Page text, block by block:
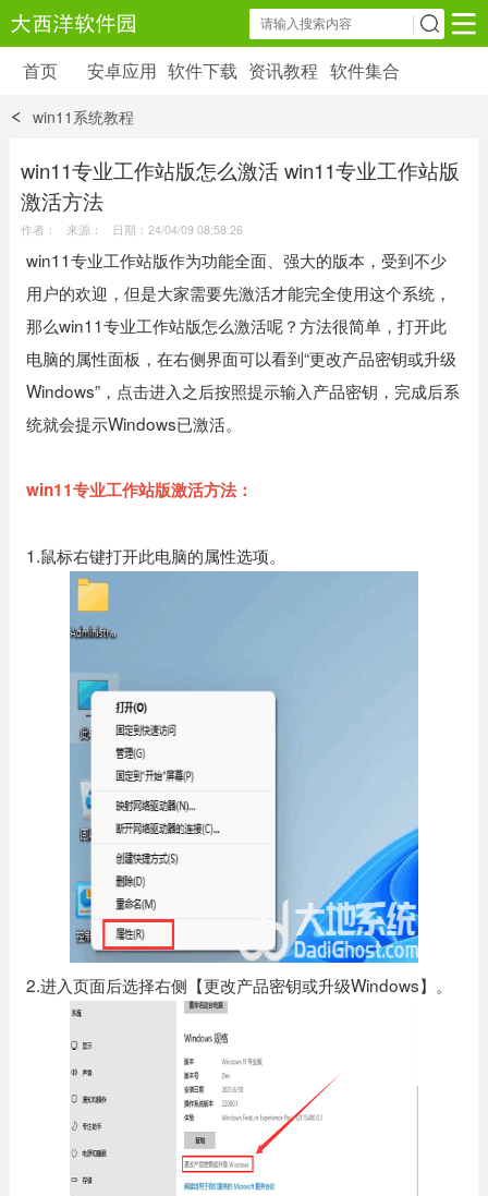
安卓应用 软件下载 资讯教程
6179 款应用
39 款应用
首页 安卓应用 软件下载 资讯教程 软件集合
win11系统教程
win11专业工作站版怎么激活 win11专业工作站版
激活方法
作者： 来源： 日期：24/04/09 08:58:26
win11专业工作站版作为功能全面、强大的版本，受到不少
用户的欢迎，但是大家需要先激活才能完全使用这个系统，
那么win11专业工作站版怎么激活呢？方法很简单，打开此
电脑的属性面板，在右侧界面可以看到“更改产品密钥或升级
Windows”，点击进入之后按照提示输入产品密钥，完成后系
统就会提示Windows已激活。
win11专业工作站版激活方法：
1.鼠标右键打开此电脑的属性选项。
2.进入页面后选择右侧【更改产品密钥或升级Windows】。